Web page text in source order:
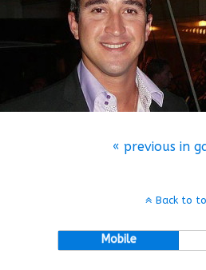
« previous in
Back to
Mobile